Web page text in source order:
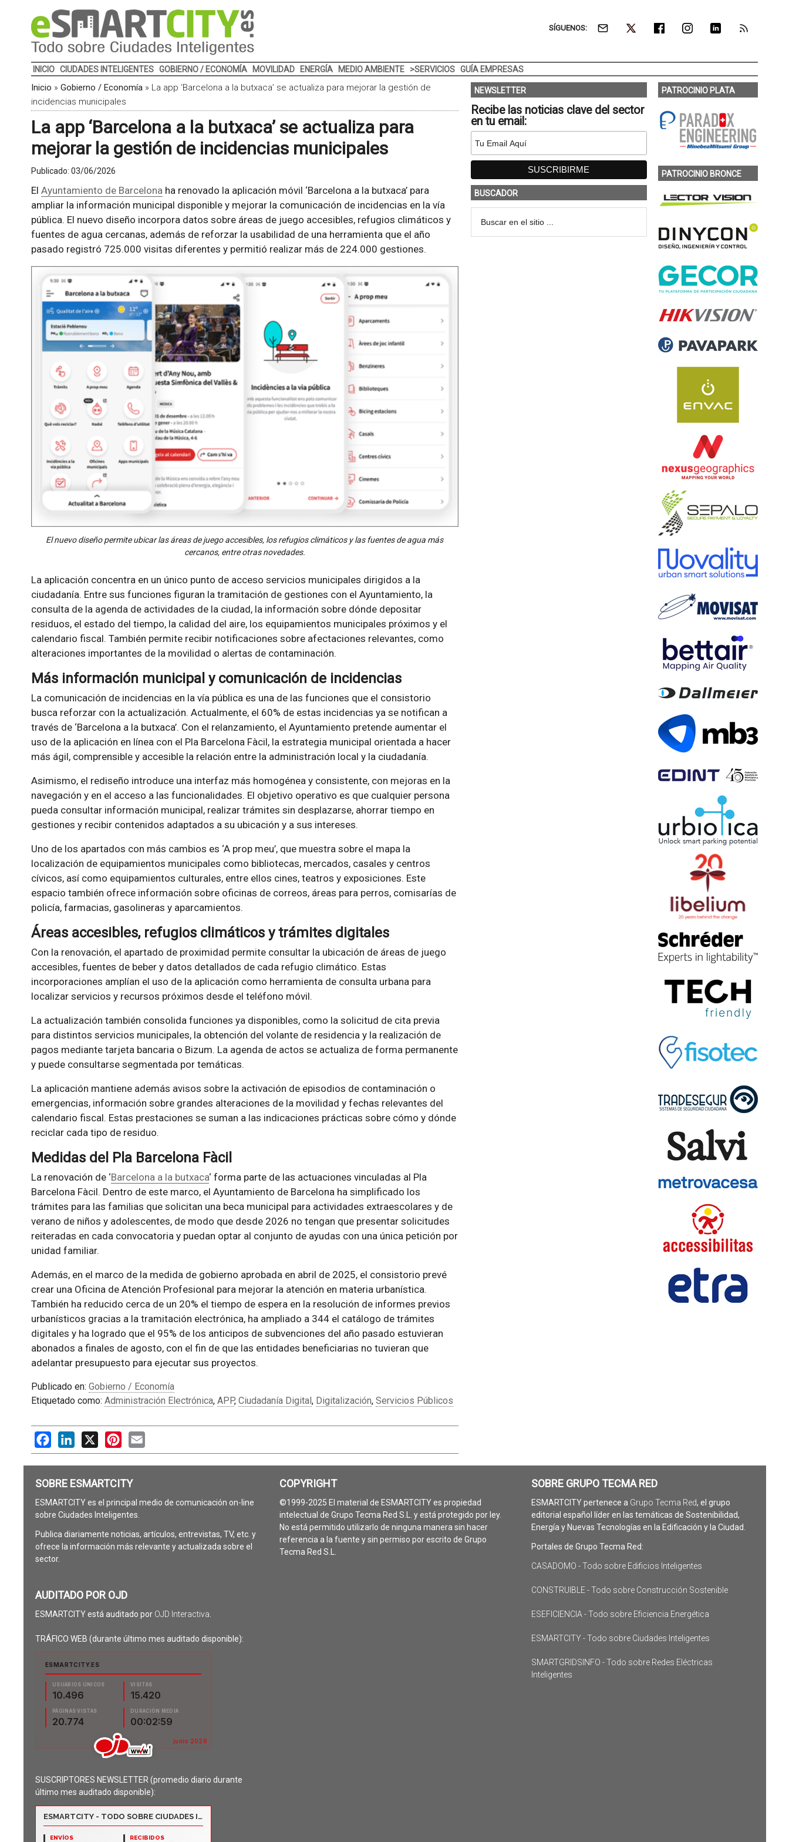
SÍGUENOS:
INICIO CIUDADES INTELIGENTES GOBIERNO / ECONOMÍA MOVILIDAD ENERGÍA MEDIO AMBIENTE >SERVICIOS GUÍA EMPRESAS
Inicio » Gobierno / Economía» La app ‘Barcelona a la butxaca’ se actualiza para mejorar la gestión de
incidencias municipales
La app ‘Barcelona a la butxaca’ se actualiza para
mejorar la gestión de incidencias municipales
Publicado: 03/06/2026
El Ayuntamiento de Barcelonaha renovado la aplicación móvil ‘Barcelona a la butxaca’ para
ampliar la información municipal disponible y mejorar la comunicación de incidencias en la vía
pública. El nuevo diseño incorpora datos sobre áreas de juego accesibles, refugios climáticos y
fuentes de agua cercanas, además de reforzar la usabilidad de una herramienta que el año
pasado registró 725.000 visitas diferentes y permitió realizar más de 224.000 gestiones.
El nuevo diseño permite ubicar las áreas de juego accesibles, los refugios climáticos y las fuentes de agua más
cercanos, entre otras novedades.
La aplicación concentra en un único punto de acceso servicios municipales dirigidos a la
ciudadanía. Entre sus funciones figuran la tramitación de gestiones con el Ayuntamiento, la
consulta de la agenda de actividades de la ciudad, la información sobre dónde depositar
residuos, el estado del tiempo, la calidad del aire, los equipamientos municipales próximos y el
calendario fiscal. También permite recibir notificaciones sobre afectaciones relevantes, como
alteraciones importantes de la movilidad o alertas de contaminación.
Más información municipal y comunicación de incidencias
La comunicación de incidencias en la vía pública es una de las funciones que el consistorio
busca reforzar con la actualización. Actualmente, el 60% de estas incidencias ya se notifican a
través de ‘Barcelona a la butxaca’. Con el relanzamiento, el Ayuntamiento pretende aumentar el
uso de la aplicación en línea con el Pla Barcelona Fàcil, la estrategia municipal orientada a hacer
más ágil, comprensible y accesible la relación entre la administración local y la ciudadanía.
Asimismo, el rediseño introduce una interfaz más homogénea y consistente, con mejoras en la
navegación y en el acceso a las funcionalidades. El objetivo operativo es que cualquier persona
pueda consultar información municipal, realizar trámites sin desplazarse, ahorrar tiempo en
gestiones y recibir contenidos adaptados a su ubicación y a sus intereses.
Uno de los apartados con más cambios es ‘A prop meu’, que muestra sobre el mapa la
localización de equipamientos municipales como bibliotecas, mercados, casales y centros
cívicos, así como equipamientos culturales, entre ellos cines, teatros y exposiciones. Este
espacio también ofrece información sobre oficinas de correos, áreas para perros, comisarías de
policía, farmacias, gasolineras y aparcamientos.
Áreas accesibles, refugios climáticos y trámites digitales
Con la renovación, el apartado de proximidad permite consultar la ubicación de áreas de juego
accesibles, fuentes de beber y datos detallados de cada refugio climático. Estas
incorporaciones amplían el uso de la aplicación como herramienta de consulta urbana para
localizar servicios y recursos próximos desde el teléfono móvil.
La actualización también consolida funciones ya disponibles, como la solicitud de cita previa
para distintos servicios municipales, la obtención del volante de residencia y la realización de
pagos mediante tarjeta bancaria o Bizum. La agenda de actos se actualiza de forma permanente
y puede consultarse segmentada por temáticas.
La aplicación mantiene además avisos sobre la activación de episodios de contaminación o
emergencias, información sobre grandes alteraciones de la movilidad y fechas relevantes del
calendario fiscal. Estas prestaciones se suman a las indicaciones prácticas sobre cómo y dónde
reciclar cada tipo de residuo.
Medidas del Pla Barcelona Fàcil
La renovación de ‘Barcelona a la butxaca‘ forma parte de las actuaciones vinculadas al Pla
Barcelona Fàcil. Dentro de este marco, el Ayuntamiento de Barcelona ha simplificado los
trámites para las familias que solicitan una beca municipal para actividades extraescolares y de
verano de niños y adolescentes, de modo que desde 2026 no tengan que presentar solicitudes
reiteradas en cada convocatoria y puedan optar al conjunto de ayudas con una única petición por
unidad familiar.
Además, en el marco de la medida de gobierno aprobada en abril de 2025, el consistorio prevé
crear una Oficina de Atención Profesional para mejorar la atención en materia urbanística.
También ha reducido cerca de un 20% el tiempo de espera en la resolución de informes previos
urbanísticos gracias a la tramitación electrónica, ha ampliado a 344 el catálogo de trámites
digitales y ha logrado que el 95% de los anticipos de subvenciones del año pasado estuvieran
abonados a finales de agosto, con el fin de que las entidades beneficiarias no tuvieran que
adelantar presupuesto para ejecutar sus proyectos.
Publicado en: Gobierno / Economía
Etiquetado como: Administración Electrónica, APP, Ciudadanía Digital, Digitalización, Servicios Públicos
FacebookLinkedIn
X PinterestEmail
NEWSLETTER
Recibe las noticias clave del sector
en tu email:
BUSCADOR
PATROCINIO PLATA
PATROCINIO BRONCE
SOBRE ESMARTCITY
ESMARTCITY es el principal medio de comunicación on-line
sobre Ciudades Inteligentes.
Publica diariamente noticias, artículos, entrevistas, TV, etc. y
ofrece la información más relevante y actualizada sobre el
sector.
AUDITADO POR OJD
ESMARTCITY está auditado por OJD Interactiva
TRÁFICO WEB (durante último mes auditado disponible):
SUSCRIPTORES NEWSLETTER (promedio diario durante
último mes auditado disponible):
COPYRIGHT
©1999-2025 El material de ESMARTCITY es propiedad
intelectual de Grupo Tecma Red S.L. y está protegido por ley.
No está permitido utilizarlo de ninguna manera sin hacer
referencia a la fuente y sin permiso por escrito de Grupo
Tecma Red S.L.
SOBRE GRUPO TECMA RED
ESMARTCITY pertenece a Grupo Tecma Red, el grupo
editorial español líder en las temáticas de Sostenibilidad,
Energía y Nuevas Tecnologías en la Edificación y la Ciudad.
Portales de Grupo Tecma Red:
CASADOMO - Todo sobre Edificios Inteligentes
CONSTRUIBLE - Todo sobre Construcción Sostenible
ESEFICIENCIA - Todo sobre Eficiencia Energética
ESMARTCITY - Todo sobre Ciudades Inteligentes
SMARTGRIDSINFO - Todo sobre Redes Eléctricas
Inteligentes